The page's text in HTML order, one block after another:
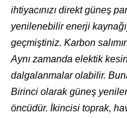
ihtiyacınızı direkt güneş
yenilenebilir enerji
geçmiştiniz. Karbon
Aynı zamanda elektik
dalgalanmalar olabilir.
Birinci olarak güneş
öncüdür. İkincisi toprak,